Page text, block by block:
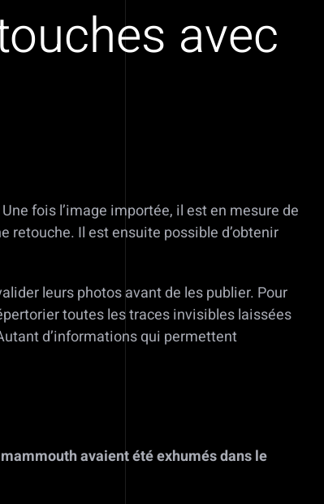
avec
fois l’image importée, il est en mesure de
retouche. Il est ensuite possible d’obtenir
leurs photos avant de les publier. Pour
toutes les traces invisibles laissées
d’informations qui permettent
avaient été exhumés dans le